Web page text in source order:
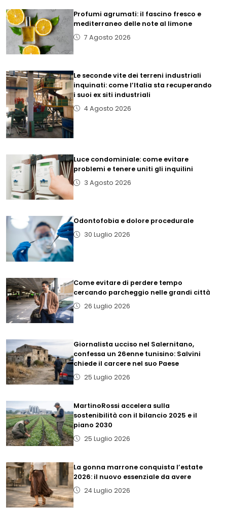
Profumi agrumati: il fascino fresco e
mediterraneo delle note al limone
7 Agosto 2026
Le seconde vite dei terreni industriali
inquinati: come l’Italia sta recuperando
i suoi ex siti industriali
4 Agosto 2026
Luce condominiale: come evitare
problemi e tenere uniti gli inquilini
3 Agosto 2026
Odontofobia e dolore procedurale
30 Luglio 2026
Come evitare di perdere tempo
cercando parcheggio nelle grandi città
26 Luglio 2026
Giornalista ucciso nel Salernitano,
confessa un 26enne tunisino: Salvini
chiede il carcere nel suo Paese
25 Luglio 2026
MartinoRossi accelera sulla
sostenibilità con il bilancio 2025 e il
piano 2030
25 Luglio 2026
La gonna marrone conquista l’estate
2026: il nuovo essenziale da avere
24 Luglio 2026